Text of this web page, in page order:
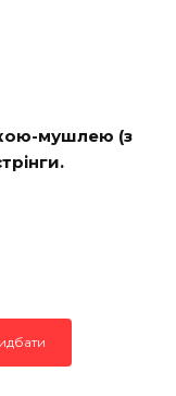
мушлею (з